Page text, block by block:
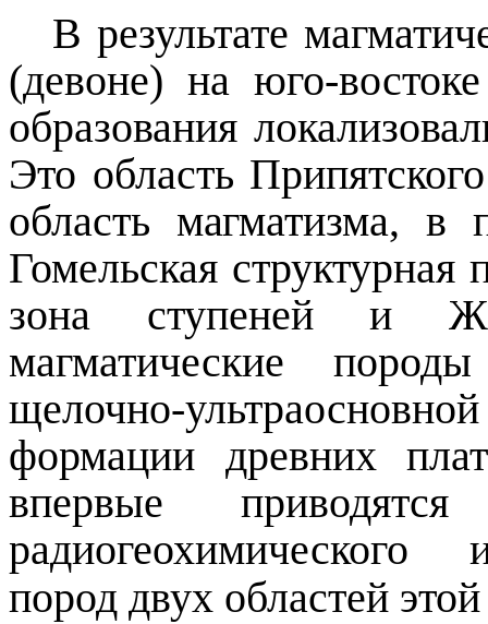
В результате
(девоне) на юго-
образования
Это область
область магматизма, в
Гомельская
зона ступеней и
магматические
щелочно-
формации древних
впервые приводятся
радиогеохимического
пород двух областей